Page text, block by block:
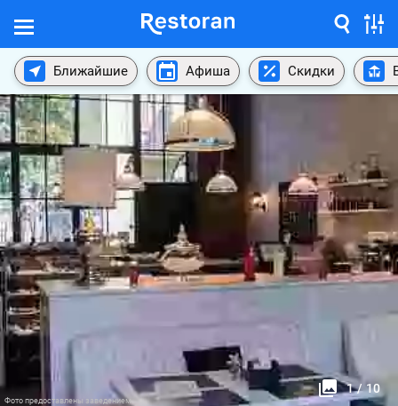
Ближайшие Афиша Скидки
1 / 10
Фото предоставлены заведением